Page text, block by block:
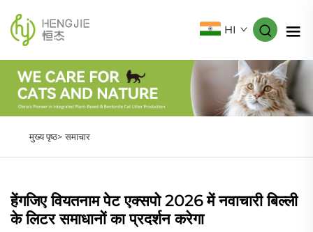
HI
मुख्य पृष्ठ> समाचार
हेंगजिए वियतनाम पेट एक्सपो 2026 में नवाचारी बिल्ली
के लिटर समाधानों का प्रदर्शन करेगा